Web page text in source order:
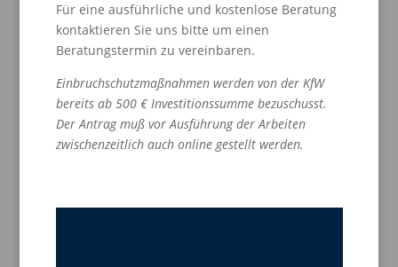
Für eine ausführliche und kostenlose Beratung
kontaktieren Sie uns bitte um einen
Beratungstermin zu vereinbaren.
Einbruchschutzmaßnahmen werden von der KfW
bereits ab 500 € Investitionssumme bezuschusst.
Der Antrag muß vor Ausführung der Arbeiten
zwischenzeitlich auch online gestellt werden.